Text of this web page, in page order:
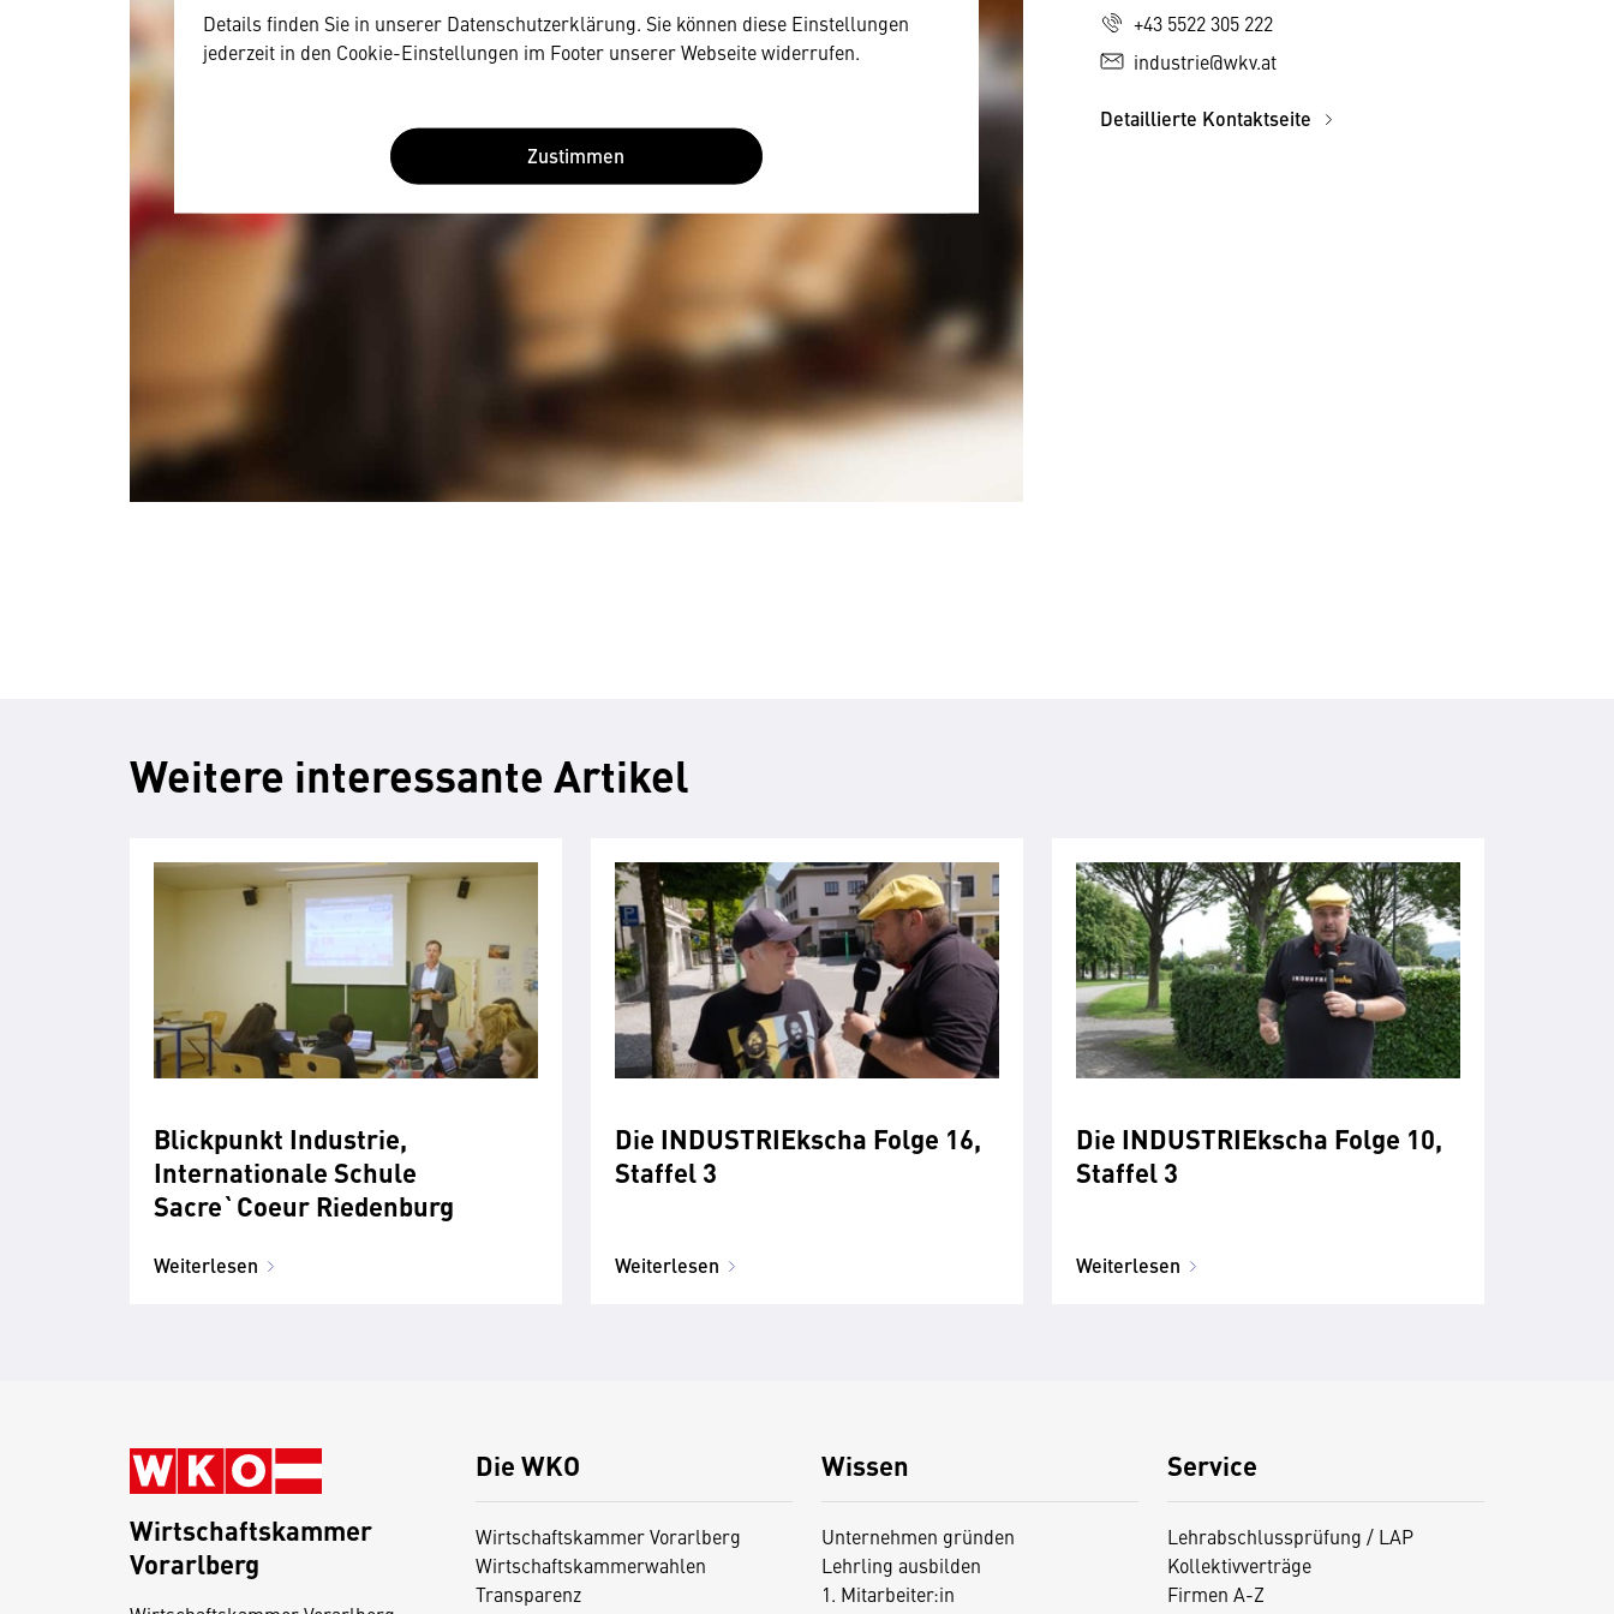
Details finden Sie in unserer Datenschutzerklärung. Sie können diese Einstellungen
jederzeit in den Cookie-Einstellungen im Footer unserer Webseite widerrufen.
Zustimmen
+43 5522 305 222
industrie@wkv.at
Detaillierte Kontaktseite
Weitere interessante Artikel
Blickpunkt Industrie,
Internationale Schule
Sacre`Coeur Riedenburg
Weiterlesen
Die INDUSTRIEkscha Folge 16,
Staffel 3
Weiterlesen
Die INDUSTRIEkscha Folge 10,
Staffel 3
Weiterlesen
Die WKO
Wirtschaftskammer Vorarlberg
Wirtschaftskammerwahlen
Transparenz
Wissen
Unternehmen gründen
Lehrling ausbilden
1. Mitarbeiter:in
Service
Lehrabschlussprüfung / LAP
Kollektivverträge
Firmen A-Z
Wirtschaftskammer
Vorarlberg